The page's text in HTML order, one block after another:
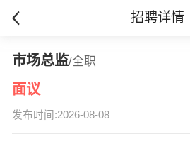
招聘详情
市场总监/全职
面议
发布时间:2026-08-08